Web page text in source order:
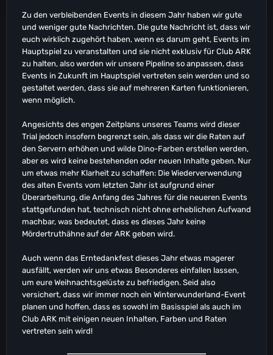
Zu den verbleibenden Events in diesem Jahr haben wir gute
und weniger gute Nachrichten. Die gute Nachricht ist, dass wir
euch wirklich zugehört haben, wenn es darum geht, Events im
Hauptspiel zu veranstalten und sie nicht exklusiv für Club ARK
zu halten, also werden wir unsere Pipeline so anpassen, dass
Events in Zukunft im Hauptspiel vertreten sein werden und so
gestaltet werden, dass sie auf mehreren Karten funktionieren,
wenn möglich.
Angesichts des engen Zeitplans unseres Teams wird dieser
Trial jedoch insofern begrenzt sein, als dass wir die Raten auf
den Servern erhöhen und wilde Dino-Farben erstellen werden,
aber es wird keine bestehenden oder neuen Inhalte geben. Nur
um etwas mehr Klarheit zu schaffen: Die Wiederverwendung
des alten Events vom letzten Jahr ist aufgrund einer
Überarbeitung, die Anfang des Jahres für die neueren Events
stattgefunden hat, technisch nicht ohne erheblichen Aufwand
machbar, was bedeutet, dass es dieses Jahr keine
Mördertruthähne auf der ARK geben wird.
Auch wenn das Erntedankfest dieses Jahr etwas magerer
ausfällt, werden wir uns etwas Besonderes einfallen lassen,
um eure Weihnachtsgelüste zu befriedigen. Seid also
versichert, dass wir immer noch ein Winterwunderland-Event
planen und hoffen, dass es sowohl im Basisspiel als auch im
Club ARK mit einigen neuen Inhalten, Farben und Raten
vertreten sein wird!